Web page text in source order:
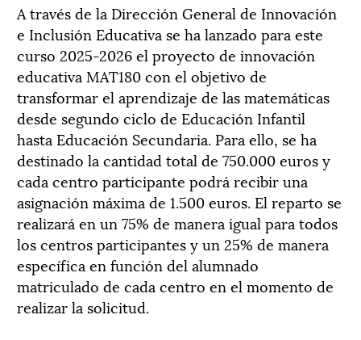
A través de la Dirección General de Innovación
e Inclusión Educativa se ha lanzado para este
curso 2025-2026 el proyecto de innovación
educativa MAT180 con el objetivo de
transformar el aprendizaje de las matemáticas
desde segundo ciclo de Educación Infantil
hasta Educación Secundaria. Para ello, se ha
destinado la cantidad total de 750.000 euros y
cada centro participante podrá recibir una
asignación máxima de 1.500 euros. El reparto se
realizará en un 75% de manera igual para todos
los centros participantes y un 25% de manera
específica en función del alumnado
matriculado de cada centro en el momento de
realizar la solicitud.